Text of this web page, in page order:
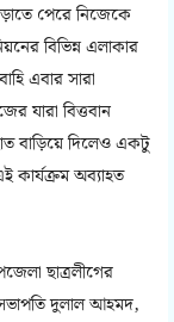
পেরে নিজেকে
বিভিন্ন এলাকার
এবার সারা
যারা বিত্তবান
বাড়িয়ে দিলেও একটু
কার্যক্রম অব‌্যাহত
ছাত্রলীগের
দুলাল আহমদ,